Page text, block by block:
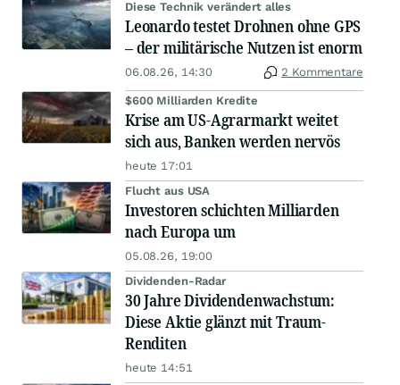
Diese Technik verändert alles
Leonardo testet Drohnen ohne GPS
– der militärische Nutzen ist enorm
06.08.26, 14:30 2 Kommentare
$600 Milliarden Kredite
Krise am US-Agrarmarkt weitet
sich aus, Banken werden nervös
heute 17:01
Flucht aus USA
Investoren schichten Milliarden
nach Europa um
05.08.26, 19:00
Dividenden-Radar
30 Jahre Dividendenwachstum:
Diese Aktie glänzt mit Traum-
Renditen
heute 14:51